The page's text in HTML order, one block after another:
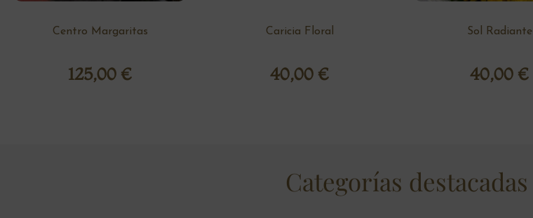
Centro Margaritas
125,00 €
Caricia Floral
40,00 €
Sol Radiante
40,00 €
Categorías destacadas